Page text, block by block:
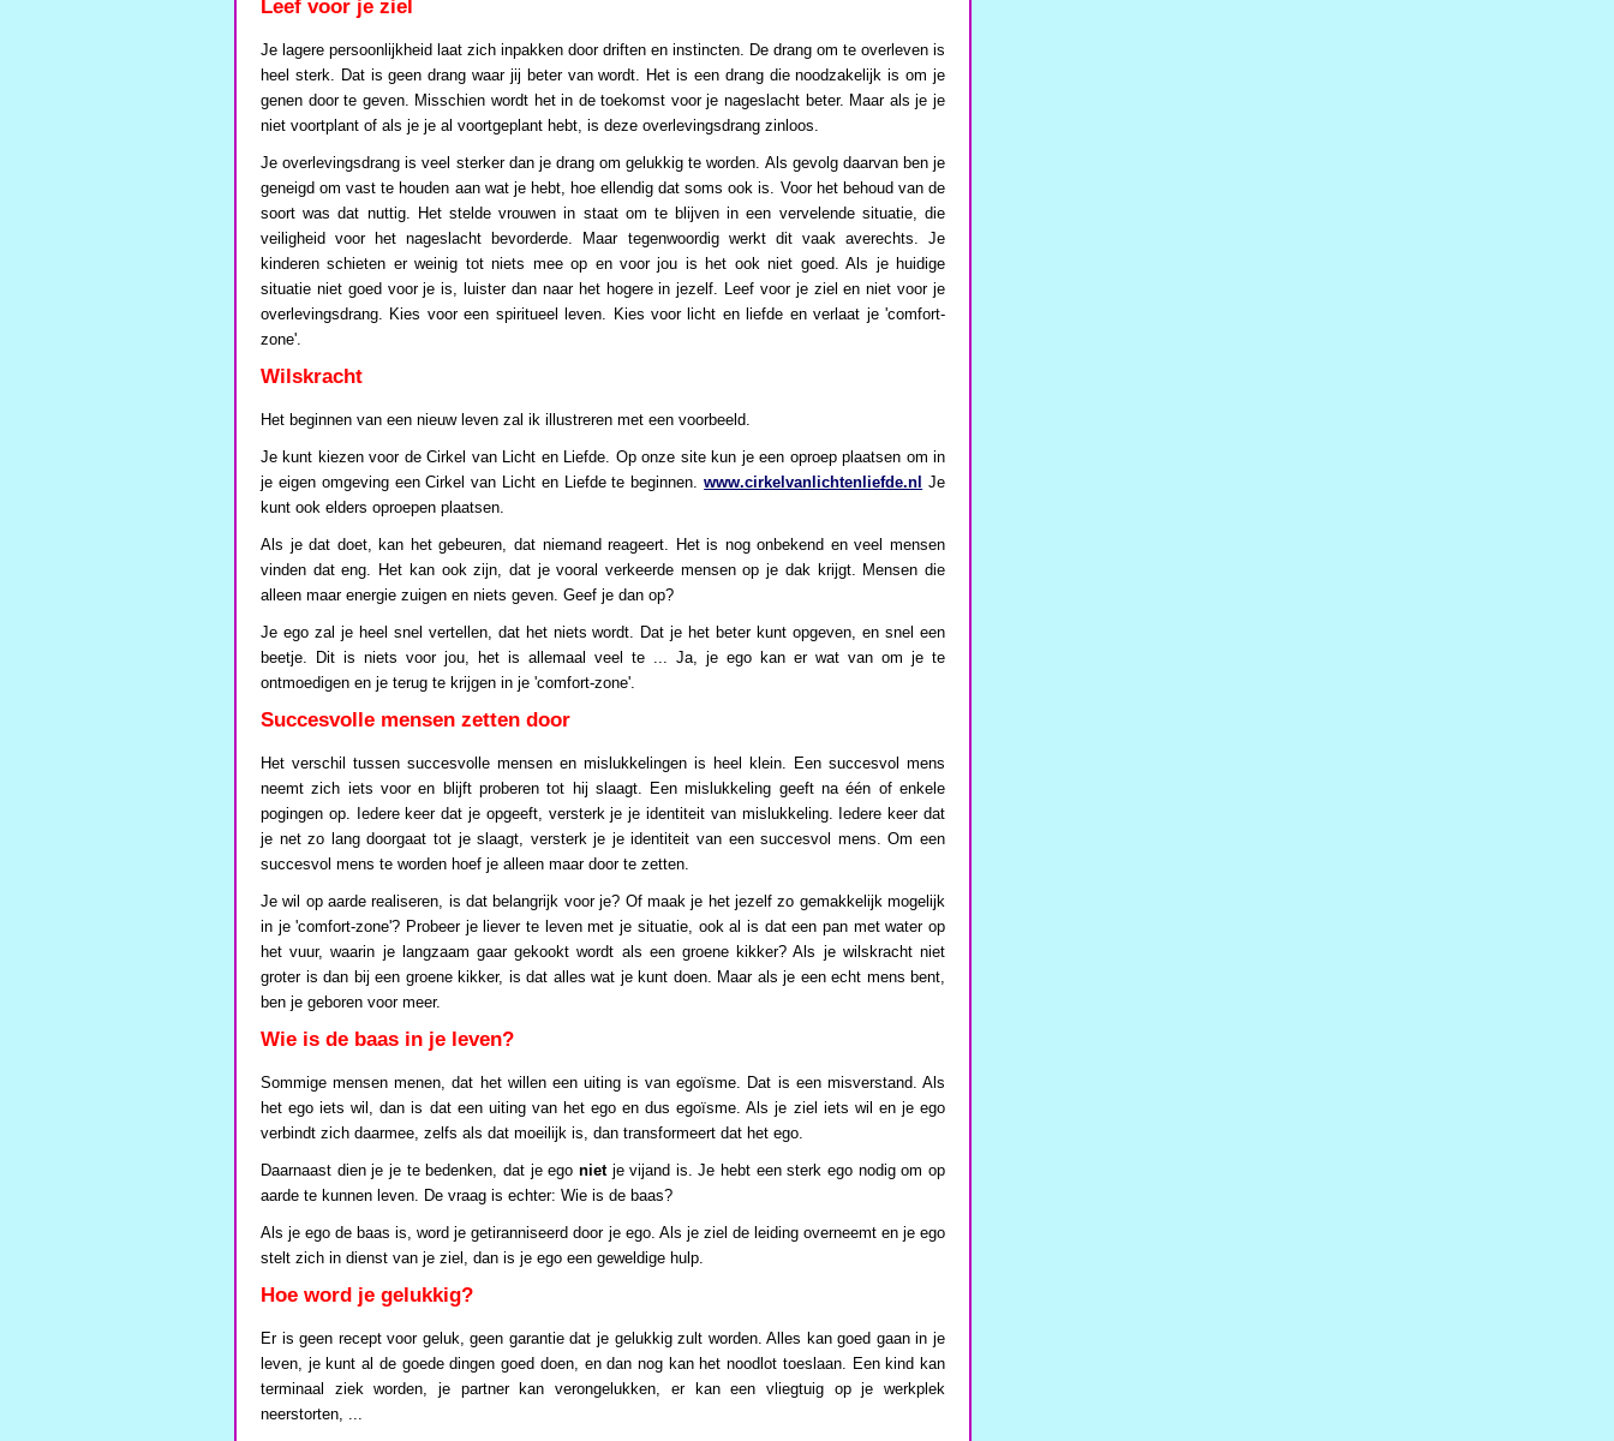
Leef voor je ziel
Je lagere persoonlijkheid laat zich inpakken door driften en instincten. De drang om te overleven is
heel sterk. Dat is geen drang waar jij beter van wordt. Het is een drang die noodzakelijk is om je
genen door te geven. Misschien wordt het in de toekomst voor je nageslacht beter. Maar als je je
niet voortplant of als je je al voortgeplant hebt, is deze overlevingsdrang zinloos.
Je overlevingsdrang is veel sterker dan je drang om gelukkig te worden. Als gevolg daarvan ben je
geneigd om vast te houden aan wat je hebt, hoe ellendig dat soms ook is. Voor het behoud van de
soort was dat nuttig. Het stelde vrouwen in staat om te blijven in een vervelende situatie, die
veiligheid voor het nageslacht bevorderde. Maar tegenwoordig werkt dit vaak averechts. Je
kinderen schieten er weinig tot niets mee op en voor jou is het ook niet goed. Als je huidige
situatie niet goed voor je is, luister dan naar het hogere in jezelf. Leef voor je ziel en niet voor je
overlevingsdrang. Kies voor een spiritueel leven. Kies voor licht en liefde en verlaat je 'comfort-
zone'.
Wilskracht
Het beginnen van een nieuw leven zal ik illustreren met een voorbeeld.
Je kunt kiezen voor de Cirkel van Licht en Liefde. Op onze site kun je een oproep plaatsen om in
je eigen omgeving een Cirkel van Licht en Liefde te beginnen.www.cirkelvanlichtenliefde.nl Je
kunt ook elders oproepen plaatsen.
Als je dat doet, kan het gebeuren, dat niemand reageert. Het is nog onbekend en veel mensen
vinden dat eng. Het kan ook zijn, dat je vooral verkeerde mensen op je dak krijgt. Mensen die
alleen maar energie zuigen en niets geven. Geef je dan op?
Je ego zal je heel snel vertellen, dat het niets wordt. Dat je het beter kunt opgeven, en snel een
beetje. Dit is niets voor jou, het is allemaal veel te ... Ja, je ego kan er wat van om je te
ontmoedigen en je terug te krijgen in je 'comfort-zone'.
Succesvolle mensen zetten door
Het verschil tussen succesvolle mensen en mislukkelingen is heel klein. Een succesvol mens
neemt zich iets voor en blijft proberen tot hij slaagt. Een mislukkeling geeft na één of enkele
pogingen op. Iedere keer dat je opgeeft, versterk je je identiteit van mislukkeling. Iedere keer dat
je net zo lang doorgaat tot je slaagt, versterk je je identiteit van een succesvol mens. Om een
succesvol mens te worden hoef je alleen maar door te zetten.
Je wil op aarde realiseren, is dat belangrijk voor je? Of maak je het jezelf zo gemakkelijk mogelijk
in je 'comfort-zone'? Probeer je liever te leven met je situatie, ook al is dat een pan met water op
het vuur, waarin je langzaam gaar gekookt wordt als een groene kikker? Als je wilskracht niet
groter is dan bij een groene kikker, is dat alles wat je kunt doen. Maar als je een echt mens bent,
ben je geboren voor meer.
Wie is de baas in je leven?
Sommige mensen menen, dat het willen een uiting is van egoïsme. Dat is een misverstand. Als
het ego iets wil, dan is dat een uiting van het ego en dus egoïsme. Als je ziel iets wil en je ego
verbindt zich daarmee, zelfs als dat moeilijk is, dan transformeert dat het ego.
Daarnaast dien je je te bedenken, dat je ego nietje vijand is. Je hebt een sterk ego nodig om op
aarde te kunnen leven. De vraag is echter: Wie is de baas?
Als je ego de baas is, word je getiranniseerd door je ego. Als je ziel de leiding overneemt en je ego
stelt zich in dienst van je ziel, dan is je ego een geweldige hulp.
Hoe word je gelukkig?
Er is geen recept voor geluk, geen garantie dat je gelukkig zult worden. Alles kan goed gaan in je
leven, je kunt al de goede dingen goed doen, en dan nog kan het noodlot toeslaan. Een kind kan
terminaal ziek worden, je partner kan verongelukken, er kan een vliegtuig op je werkplek
neerstorten, ...